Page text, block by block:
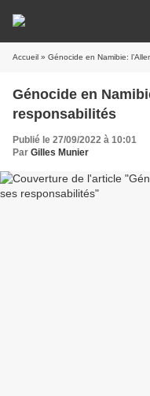
Accueil » Génocide en Namibie:
Génocide en
responsabilités
Publié le 27/09/2022 à 10:01
Par Gilles Munier